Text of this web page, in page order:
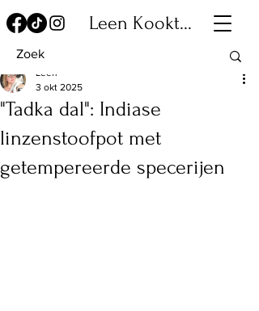
Leen Kookt...
"Tadka dal": Indiase
linzenstoofpot met
getempereerde specerijen
Leen
3 okt 2025